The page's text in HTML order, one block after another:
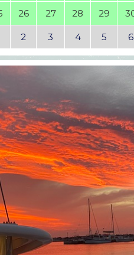
26 27 28 29
2 3 4 5 6